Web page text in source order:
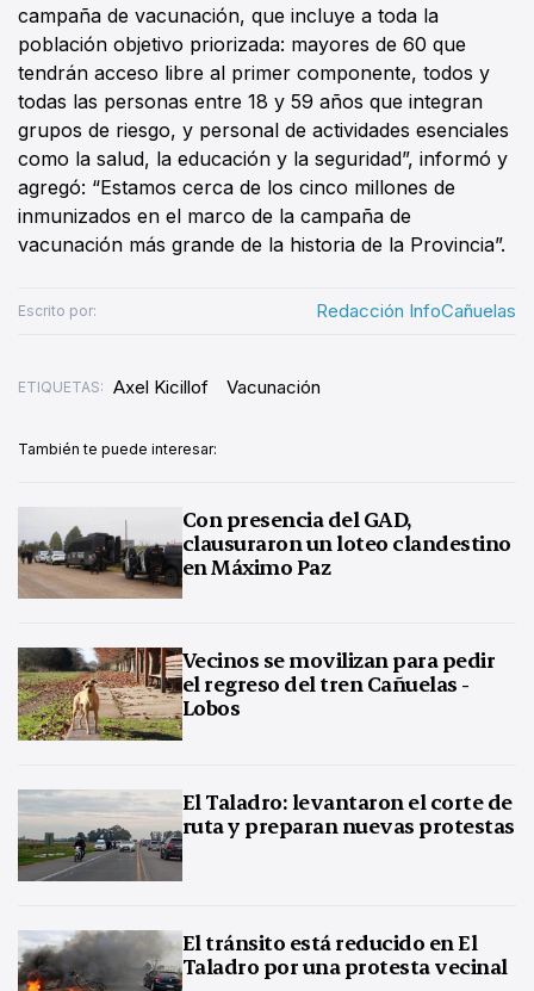
campaña de vacunación, que incluye a toda la
población objetivo priorizada: mayores de 60 que
tendrán acceso libre al primer componente, todos y
todas las personas entre 18 y 59 años que integran
grupos de riesgo, y personal de actividades esenciales
como la salud, la educación y la seguridad”, informó y
agregó: “Estamos cerca de los cinco millones de
inmunizados en el marco de la campaña de
vacunación más grande de la historia de la Provincia”.
Escrito por: Redacción InfoCañuelas
ETIQUETAS: Axel Kicillof Vacunación
También te puede interesar:
Con presencia del GAD,
clausuraron un loteo clandestino
en Máximo Paz
Vecinos se movilizan para pedir
el regreso del tren Cañuelas -
Lobos
El Taladro: levantaron el corte de
ruta y preparan nuevas protestas
El tránsito está reducido en El
Taladro por una protesta vecinal